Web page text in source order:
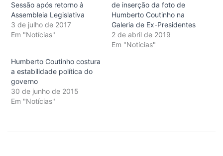
Sessão após retorno à
Assembleia Legislativa
3 de julho de 2017
Em "Notícias"
de inserção da foto de
Humberto Coutinho na
Galeria de Ex-Presidentes
2 de abril de 2019
Em "Notícias"
Humberto Coutinho costura
a estabilidade política do
governo
30 de junho de 2015
Em "Notícias"